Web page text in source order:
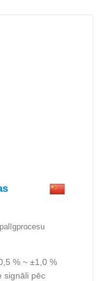
% ~ ±1,0 %
signāli pēc